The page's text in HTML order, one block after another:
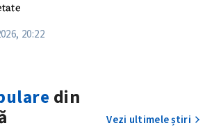
20:22
din
Vezi ultimele știri